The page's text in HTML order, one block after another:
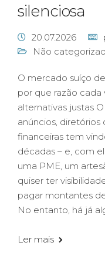
silenciosa
20.07.2026
Não
O mercado suíço
por que razão
alternativas justas
anúncios,
financeiras tem
décadas – e, com
uma PME, um
quiser ter
pagar montantes
No entanto, há já
Ler mais